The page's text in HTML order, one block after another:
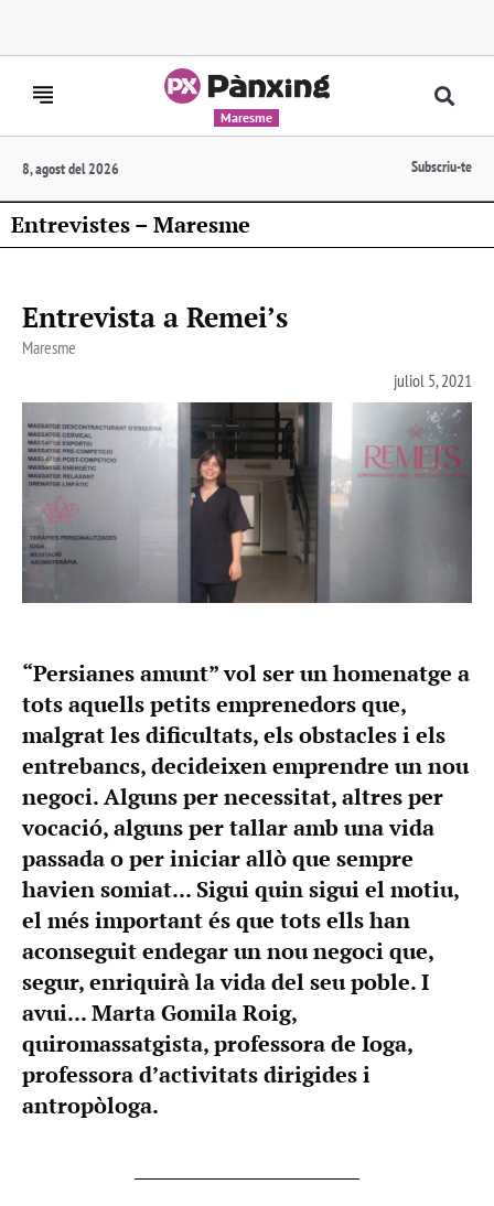
Maresme
8, agost del 2026 Subscriu-te
Entrevistes – Maresme
Entrevista a Remei’s
Maresme
juliol 5, 2021
“Persianes amunt” vol ser un homenatge a
tots aquells petits emprenedors que,
malgrat les dificultats, els obstacles i els
entrebancs, decideixen emprendre un nou
negoci. Alguns per necessitat, altres per
vocació, alguns per tallar amb una vida
passada o per iniciar allò que sempre
havien somiat... Sigui quin sigui el motiu,
el més important és que tots ells han
aconseguit endegar un nou negoci que,
segur, enriquirà la vida del seu poble. I
avui... Marta Gomila Roig,
quiromassatgista, professora de Ioga,
professora d’activitats dirigides i
antropòloga.